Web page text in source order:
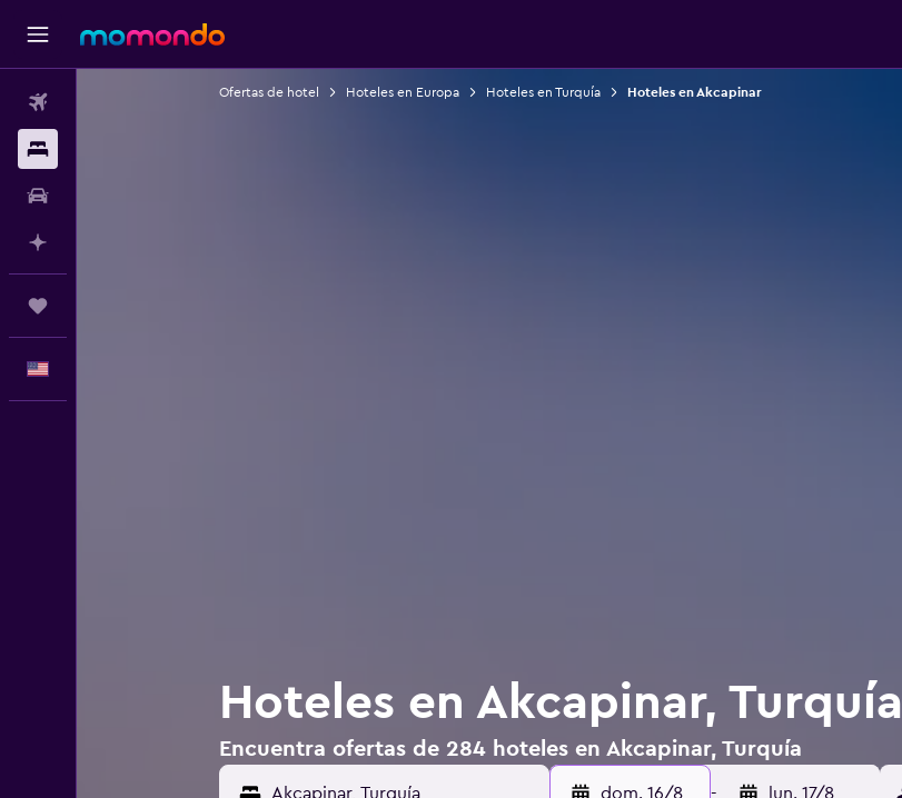
Ofertas de hotel Hoteles en Europa Hoteles en Turquía Hoteles en Akcapinar
Hoteles en Akcapinar, Turquía
Encuentra ofertas de 284 hoteles en Akcapinar, Turquía
dom. 16/8 - lun. 17/8